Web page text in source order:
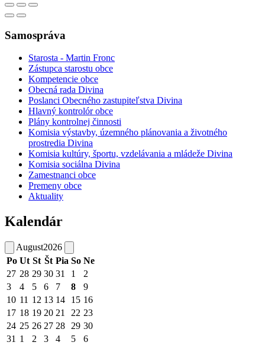
Samospráva
Starosta - Martin Fronc
Zástupca starostu obce
Kompetencie obce
Obecná rada Divina
Poslanci Obecného zastupiteľstva Divina
Hlavný kontrolór obce
Plány kontrolnej činnosti
Komisia výstavby, územného plánovania a životného
prostredia Divina
Komisia kultúry, športu, vzdelávania a mládeže Divina
Komisia sociálna Divina
Zamestnanci obce
Premeny obce
Aktuality
Kalendár
August2026
Po Ut St Št Pia So Ne
27 28 29 30 31 1
2
3
4 5 6 7 8
9
10 11 12 13 14 15 16
17 18 19 20 21 22 23
24 25 26 27 28 29 30
31 1 2 3 4 5 6